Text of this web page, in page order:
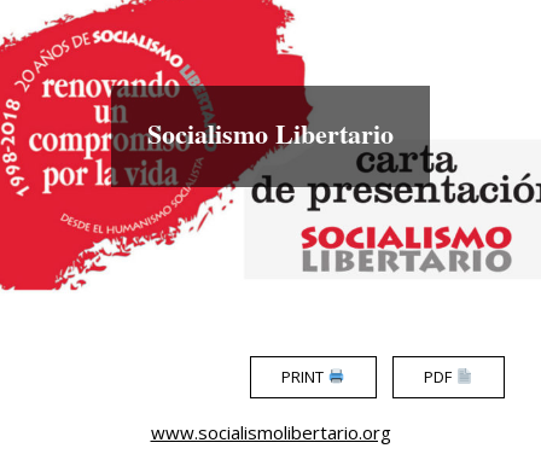
Socialismo Libertario
PRINT PDF
www.socialismolibertario.org